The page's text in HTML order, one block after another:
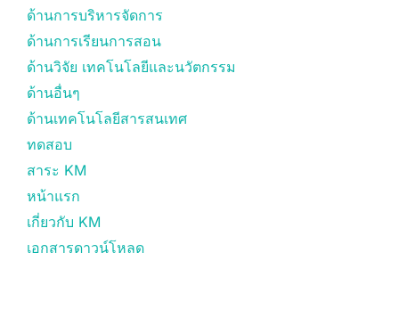
ด้านการบริหารจัดการ
ด้านการเรียนการสอน
ด้านวิจัย เทคโนโลยีและนวัตกรรม
ด้านอื่นๆ
ด้านเทคโนโลยีสารสนเทศ
ทดสอบ
สาระ KM
หน้าแรก
เกี่ยวกับ KM
เอกสารดาวน์โหลด